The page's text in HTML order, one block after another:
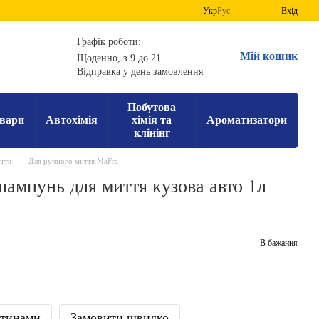
УкрРус Вхід
Графік роботи:
Щоденно, з 9 до 21
Відправка у день замовлення
Мій кошик
Автохімія
Побутова
хімія та
клінінг
Ароматизатори
Для ручного миття MaFra
для миття кузова авто 1л
В бажання